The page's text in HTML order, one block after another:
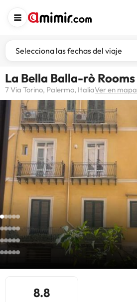
Selecciona las fechas del viaje
La Bella Balla-rò Rooms
7 Via Torino, Palermo, ItaliaVer en mapa
8.8